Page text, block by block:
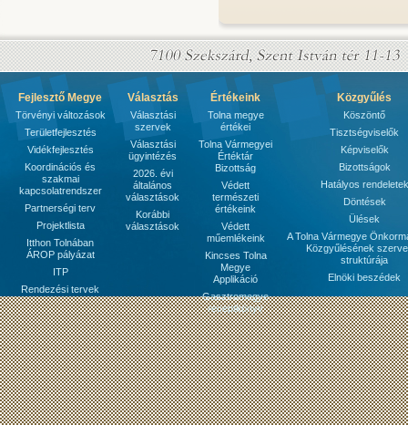
Fejlesztő Megye
Törvényi változások
Területfejlesztés
Vidékfejlesztés
Koordinációs és
szakmai
kapcsolatrendszer
Partnerségi terv
Projektlista
Itthon Tolnában
ÁROP pályázat
ITP
Rendezési tervek
Választás
Választási
szervek
Választási
ügyintézés
2026. évi
általános
választások
Korábbi
választások
Értékeink
Tolna megye
értékei
Tolna Vármegyei
Értéktár
Bizottság
Védett
természeti
értékeink
Védett
műemlékeink
Kincses Tolna
Megye
Applikáció
Gasztromegye
receptkönyv
Közgyűlés
Köszöntő
Tisztségviselők
Képviselők
Bizottságok
Hatályos rendeletek
Döntések
Ülések
A Tolna Vármegye
Közgyűlésének
struktúrája
Elnöki beszédek